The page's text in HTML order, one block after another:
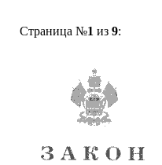
Страница №1 из 9: